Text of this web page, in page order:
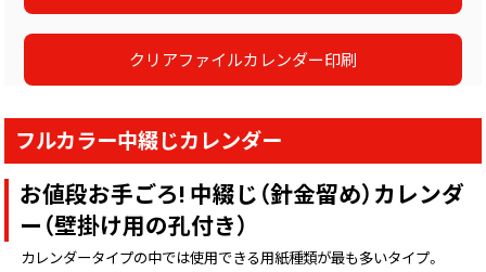
クリアファイルカレンダー印刷
フルカラー中綴じカレンダー
お値段お手ごろ! 中綴じ（針金留め）カレンダ
ー（壁掛け用の孔付き）
カレンダータイプの中では使用できる用紙種類が最も多いタイプ。